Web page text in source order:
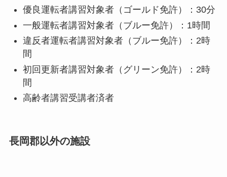
優良運転者講習対象者（ゴールド免許）：30分
一般運転者講習対象者（ブルー免許）：1時間
違反者運転者講習対象者（ブルー免許）：2時
間
初回更新者講習対象者（グリーン免許）：2時
間
高齢者講習受講者済者
長岡郡以外の施設